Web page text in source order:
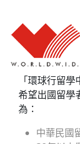
「環球行留
希望出國留學
為：
中華民國